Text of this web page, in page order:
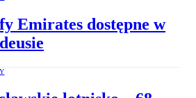
Emirates dostępne w